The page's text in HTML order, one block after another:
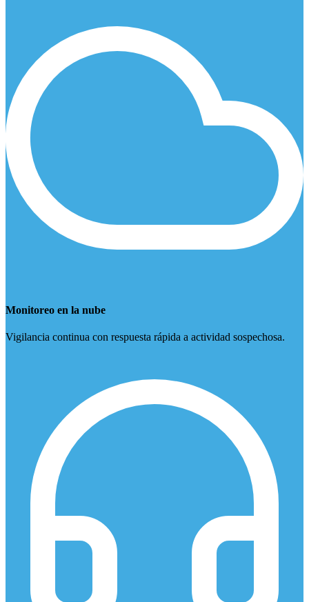
Monitoreo en la nube
Vigilancia continua con respuesta rápida a actividad sospechosa.